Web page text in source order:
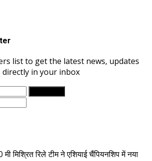
list to get the latest news, updates
directly in your inbox
मिश्रित रिले टीम ने एशियाई चैंपियनशिप में नया